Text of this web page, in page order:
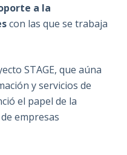
a la
con las que se trabaja
STAGE, que aúna
y servicios de
el papel de la
empresas